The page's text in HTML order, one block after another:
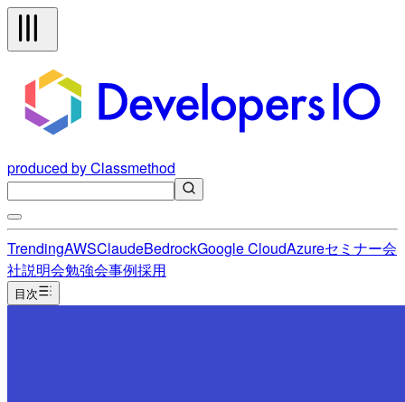
produced by Classmethod
TrendingAWSClaudeBedrockGoogle CloudAzureセミナー会
社説明会勉強会事例採用
目次